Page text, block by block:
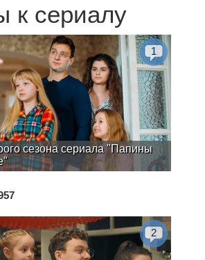
к сериалу
сезона сериала "Папины
1
2